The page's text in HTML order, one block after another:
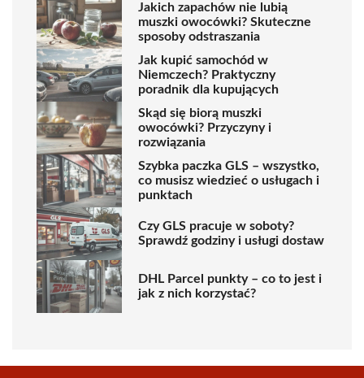
Jakich zapachów nie lubią
muszki owocówki? Skuteczne
sposoby odstraszania
Jak kupić samochód w
Niemczech? Praktyczny
poradnik dla kupujących
Skąd się biorą muszki
owocówki? Przyczyny i
rozwiązania
Szybka paczka GLS – wszystko,
co musisz wiedzieć o usługach i
punktach
Czy GLS pracuje w soboty?
Sprawdź godziny i usługi dostaw
DHL Parcel punkty – co to jest i
jak z nich korzystać?